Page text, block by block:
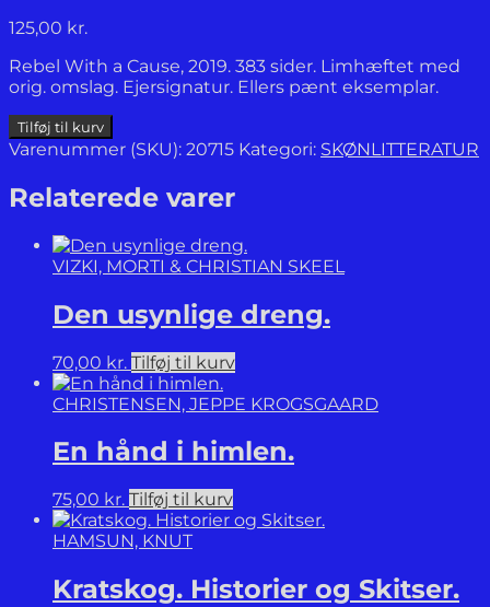
125,00 kr.
Rebel With a Cause, 2019. 383 sider. Limhæftet med
orig. omslag. Ejersignatur. Ellers pænt eksemplar.
Englenes
ensomhed.
Tilføj til kurv
Varenummer (SKU): 20715 Kategori: SKØNLITTERATUR
Relaterede varer
VIZKI, MORTI & CHRISTIAN SKEEL
Den usynlige dreng.
70,00 kr. Tilføj til kurv
CHRISTENSEN, JEPPE KROGSGAARD
En hånd i himlen.
75,00 kr. Tilføj til kurv
HAMSUN, KNUT
Kratskog. Historier og Skitser.